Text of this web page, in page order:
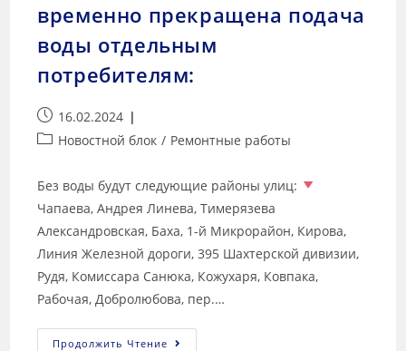
временно прекращена подача
воды отдельным
потребителям:
16.02.2024
Новостной блок / Ремонтные работы
Без воды будут следующие районы улиц:
Чапаева, Андрея Линева, Тимерязева
Александровская, Баха, 1-й Микрорайон, Кирова,
Линия Железной дороги, 395 Шахтерской дивизии,
Рудя, Комиссара Санюка, Кожухаря, Ковпака,
Рабочая, Добролюбова, пер.…
Продолжить Чтение